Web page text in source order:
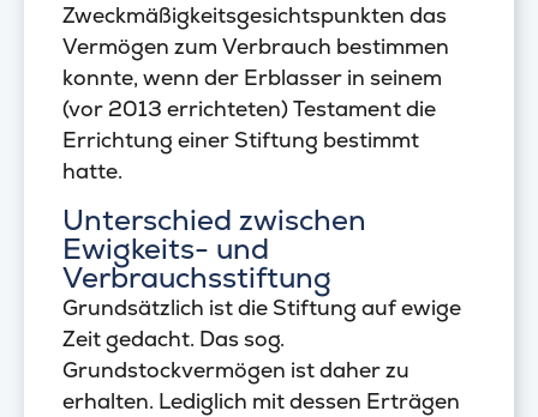
Zweckmäßigkeitsgesichtspunkten das
Vermögen zum Verbrauch bestimmen
konnte, wenn der Erblasser in seinem
(vor 2013 errichteten) Testament die
Errichtung einer Stiftung bestimmt
hatte.
Unterschied zwischen
Ewigkeits- und
Verbrauchsstiftung
Grundsätzlich ist die Stiftung auf ewige
Zeit gedacht. Das sog.
Grundstockvermögen ist daher zu
erhalten. Lediglich mit dessen Erträgen